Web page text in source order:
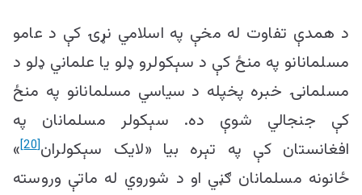
د همدې تفاوت له مخې په اسلامي نړۍ کې د عامو
مسلمانانو په منځ کې د سېکولرو ډلو یا علماني ډلو د
مسلمانۍ خبره پخپله د سیاسي مسلمانانو په منځ
کې جنجالي شوې ده. سېکولر مسلمانان په
افغانستان کې په تېره بیا «لایک سېکولران[20]
»
ځانونه مسلمانان ګڼي او د شوروي له ماتې وروسته